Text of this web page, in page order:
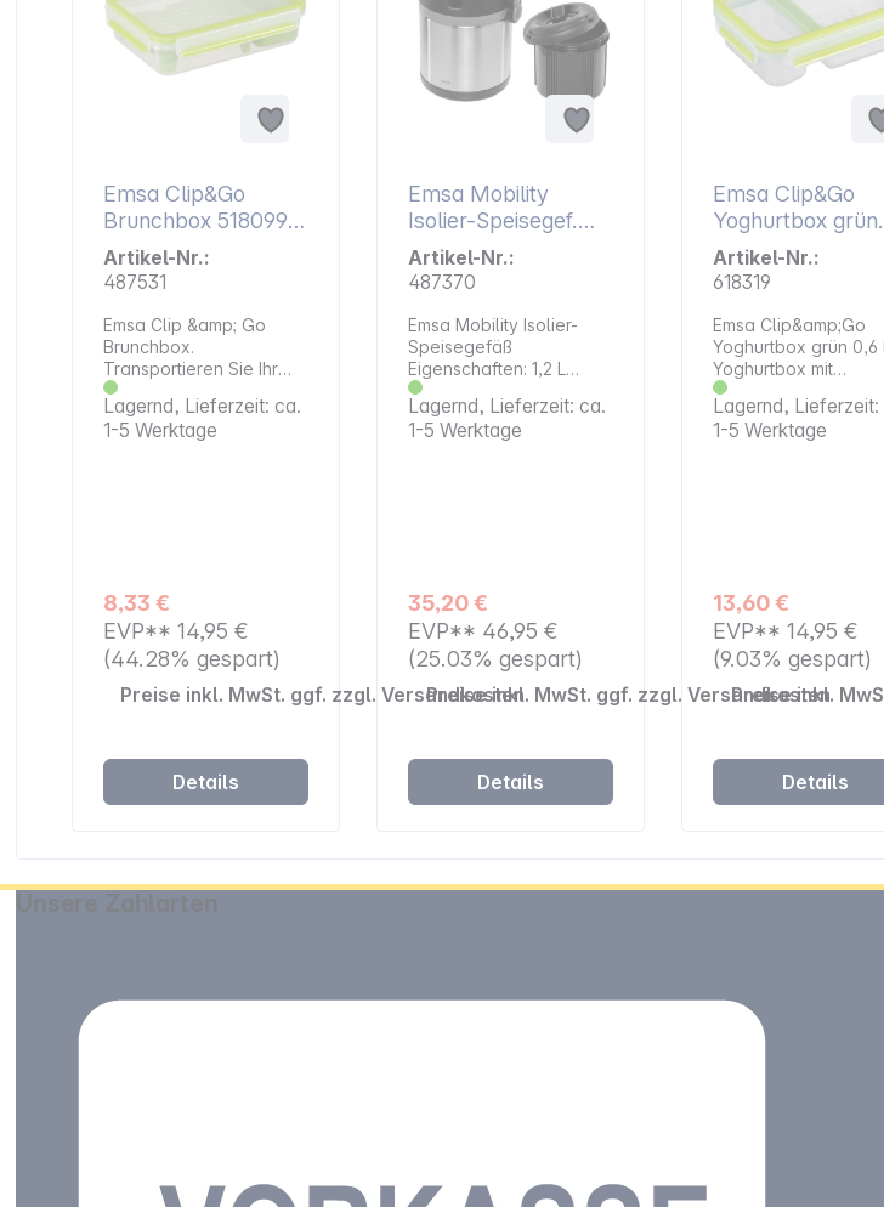
Emsa Clip&Go
Brunchbox 518099
1,2l
Transparent/Grün
Artikel-Nr.:
487531
Emsa Clip &amp; Go
Brunchbox.
Transportieren Sie Ihr
Essen, ob Snack,
Joghurt, Brunch oder
Salat sicher und frisch
Gefriergeeignet,
mikrowellengeeignet und
spülmaschinenfest
Lagernd, Lieferzeit: ca.
1-5 Werktage
8,33 €
EVP**14,95 €
(44.28% gespart)
Preise inkl. MwSt. ggf. zzgl. Versandkosten
Details
Emsa Mobility
Isolier-Speisegef.
edestahl 1,2l
schwarz/anthrazit
Artikel-Nr.:
487370
Emsa Mobility Isolier-
Speisegefäß
Eigenschaften: 1,2 L
Speisegefäß mit
Schraubverschluss aus
doppelwandigem
Robust und dicht
Lagernd, Lieferzeit: ca.
1-5 Werktage
35,20 €
EVP** 46,95 €
(25.03% gespart)
Preise inkl. MwSt. ggf. zzgl. Versandkosten
Details
Emsa Clip&Go
Yoghurtbox grün
0,6l
Artikel-Nr.:
618319
Emsa Clip&amp;Go
Yoghurtbox grün 0,6
Yoghurtbox mit
praktischer "Knick-
separat
und im Handumdrehen
Minuten bei 600 W
Kapazität: 0,6 l
Lagernd, Lieferzeit:
1-5 Werktage
13,60 €
EVP**14,95 €
(9.03% gespart)
Preise inkl.
Details